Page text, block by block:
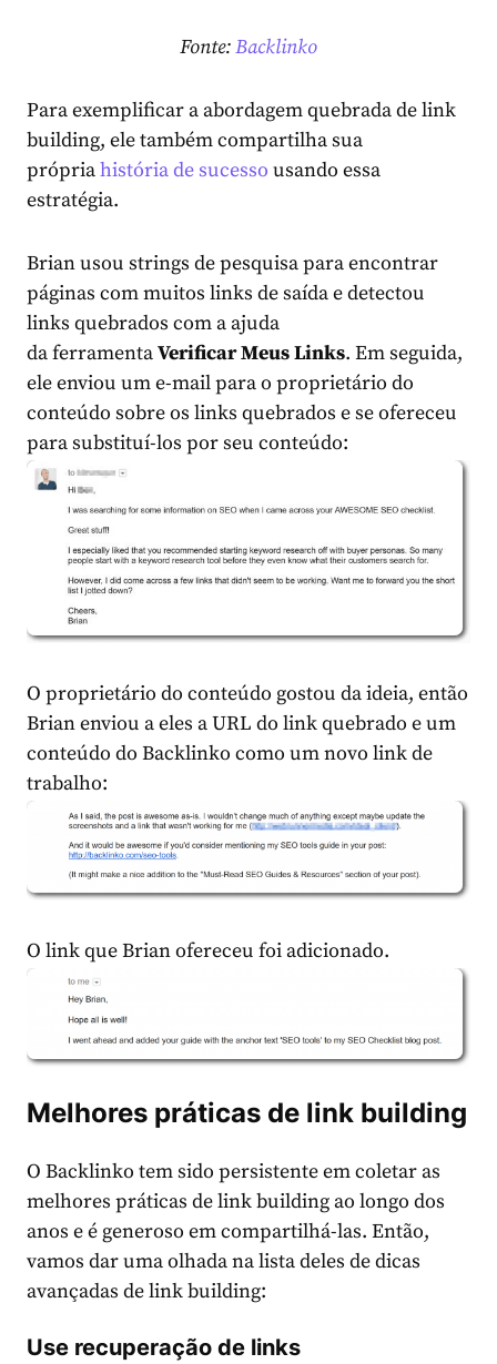
Fonte:Backlinko
Para exemplificar a abordagem quebrada de link
building, ele também compartilha sua
própriahistória de sucesso usando essa
estratégia.
Brian usou strings de pesquisa para encontrar
páginas com muitos links de saída e detectou
links quebrados com a ajuda
da ferramentaVerificar Meus Links. Em seguida,
ele enviou um e-mail para o proprietário do
conteúdo sobre os links quebrados e se ofereceu
para substituí-los por seu conteúdo:
O proprietário do conteúdo gostou da ideia, então
Brian enviou a eles a URL do link quebrado e um
conteúdo do Backlinko como um novo link de
trabalho:
O link que Brian ofereceu foi adicionado.
Melhores práticas de link building
O Backlinko tem sido persistente em coletar as
melhores práticas de link building ao longo dos
anos e é generoso em compartilhá-las. Então,
vamos dar uma olhada na lista deles de dicas
avançadas de link building:
Use recuperação de links